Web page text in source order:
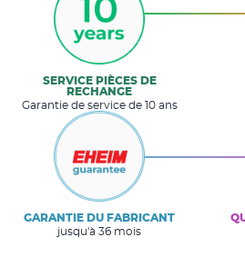
SERVICE PIÈCES DE
RECHANGE
Garantie de service de 10 ans
GARANTIE DU FABRICANT
jusqu'à 36 mois